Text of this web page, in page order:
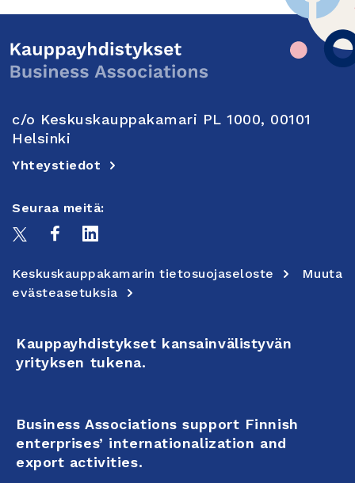
c/o Keskuskauppakamari PL 1000, 00101
Helsinki
Yhteystiedot
Seuraa meitä:
Keskuskauppakamarin tietosuojaseloste
Muuta
evästeasetuksia
Kauppayhdistykset kansainvälistyvän
yrityksen tukena.
Business Associations support Finnish
enterprises’ internationalization and
export activities.